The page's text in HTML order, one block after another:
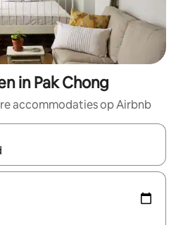
in Pak Chong
accommodaties op Airbnb
zijn, maak je een keuze